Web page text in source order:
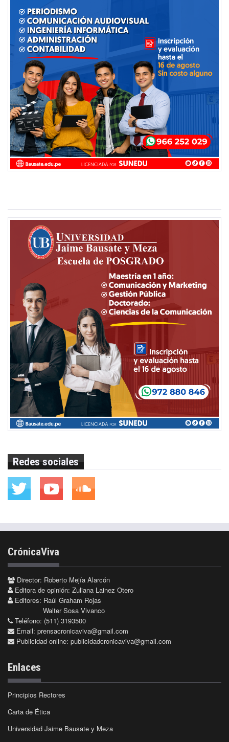
Redes sociales
CrónicaViva
Director: Roberto Mejía Alarcón
Editora de opinión: Zuliana Lainez Otero
Editores: Raúl Graham Rojas
Walter Sosa Vivanco
Teléfono: (511) 3193500
Email: prensacronicaviva@gmail.com
Publicidad online: publicidadcronicaviva@gmail.com
Enlaces
Principios Rectores
Carta de Ética
Universidad Jaime Bausate y Meza